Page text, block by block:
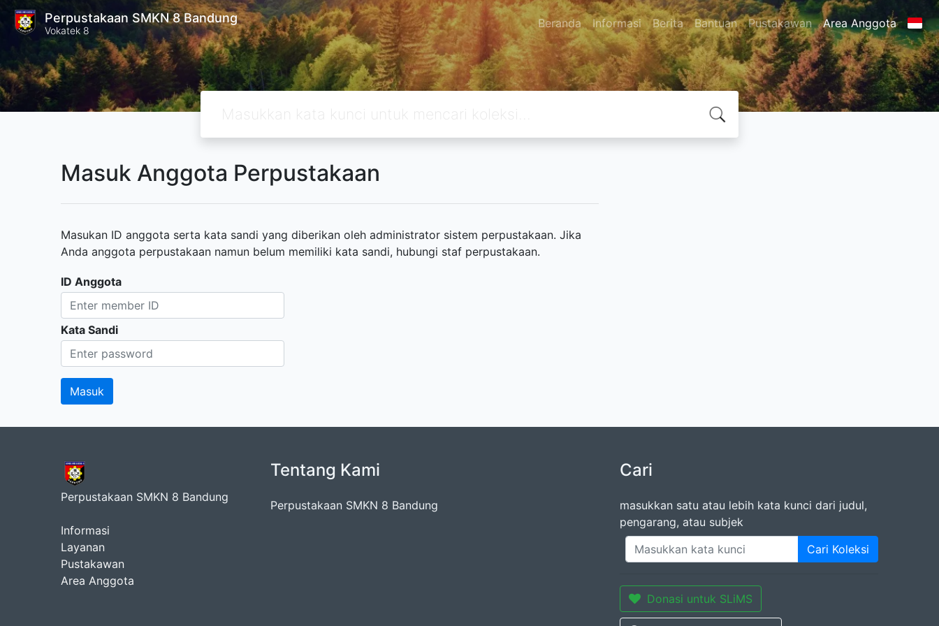
Perpustakaan SMKN 8 Bandung
Vokatek 8 Beranda Informasi Berita Bantuan Pustakawan Area Anggota
Masuk Anggota Perpustakaan
Masukan ID anggota serta kata sandi yang diberikan oleh administrator sistem perpustakaan. Jika
Anda anggota perpustakaan namun belum memiliki kata sandi, hubungi staf perpustakaan.
ID Anggota
Kata Sandi
Perpustakaan SMKN 8 Bandung
Informasi
Layanan
Pustakawan
Area Anggota
Tentang Kami
Perpustakaan SMKN 8 Bandung
Cari
masukkan satu atau lebih kata kunci dari judul,
pengarang, atau subjek
Cari Koleksi
Donasi untuk SLiMS